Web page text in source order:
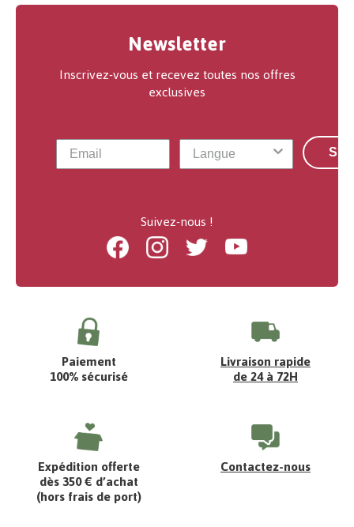
Newsletter
Inscrivez-vous et recevez toutes nos offres
exclusives
Suivez-nous !
FacebookInstagramTwitter Youtube
Paiement
100% sécurisé
Livraison rapide
de 24 à 72H
Expédition offerte
dès 350 € d’achat
(hors frais de port)
Contactez-nous